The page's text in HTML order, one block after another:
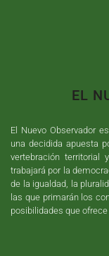
EL
El Nuevo Observador
una decidida apuesta
vertebración territorial
trabajará por la
de la igualdad, la
las que primarán los
posibilidades que